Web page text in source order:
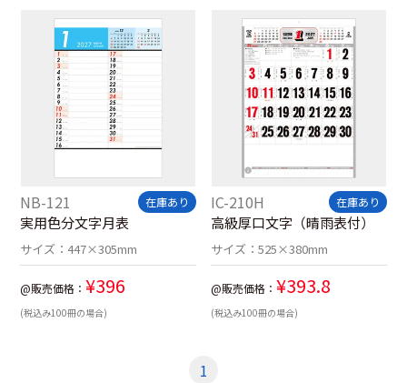
NB-121 在庫あり
実用色分文字月表
サイズ： 447×305mm
@販売価格： ¥396
(税込み100冊の場合)
IC-210H 在庫あり
高級厚口文字（晴雨表付）
サイズ： 525×380mm
@販売価格： ¥393.8
(税込み100冊の場合)
1